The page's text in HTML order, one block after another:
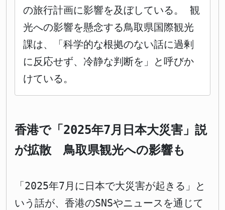
の旅行計画に影響を及ぼしている。 観
光への影響を懸念する鳥取県国際観光
課は、「科学的な根拠のない話に過剰
に反応せず、冷静な判断を」と呼びか
けている。
香港で「2025年7月日本大災害」説
が拡散 鳥取県観光への影響も
「2025年7月に日本で大災害が起きる」と
いう話が、香港のSNSやニュースを通じて